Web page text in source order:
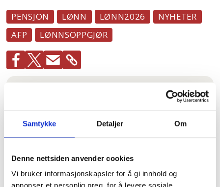
Samtykke Detaljer Om
Denne nettsiden anvender cookies
Vi bruker informasjonskapsler for å gi innhold og
PENSJON LØNN LØNN2026
NYHETER
AFP
LØNNSOPPGJØR
Mest lest| Siste sju dager
– Reglene nå er så
jævlig
at folk kan svelge